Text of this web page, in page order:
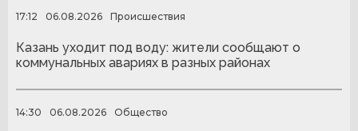
17:12 06.08.2026 Происшествия
Казань уходит под воду: жители сообщают о
коммунальных авариях в разных районах
14:30 06.08.2026 Общество